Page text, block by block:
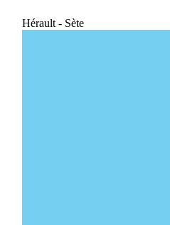
Hérault - Sète